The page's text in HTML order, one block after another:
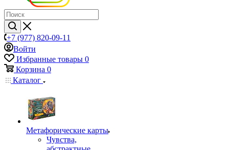
+7 (977) 820-09-11
Войти
Избранные товары 0
Корзина 0
Каталог
Mетафорические карты
Чувства,